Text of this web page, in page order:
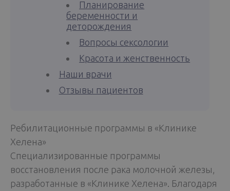
Планирование
беременности и
деторождения
Вопросы сексологии
Красота и женственность
Наши врачи
Отзывы пациентов
Ребилитационные программы в «Клинике
Хелена»
Специализированные программы
восстановления после рака молочной железы,
разработанные в «Клинике Хелена». Благодаря